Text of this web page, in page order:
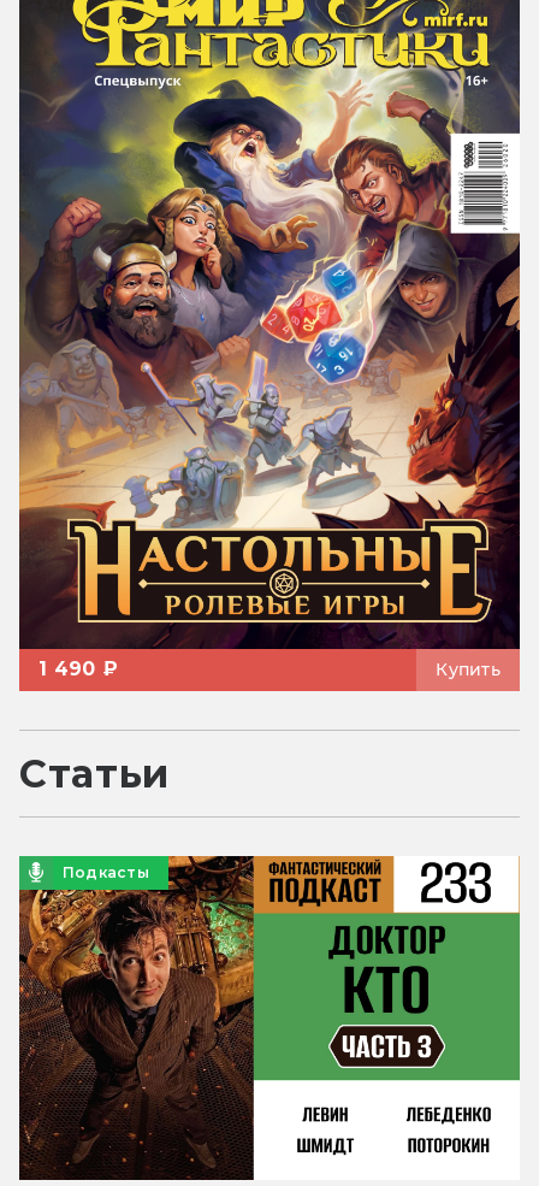
1 490 ₽ Купить
Статьи
Подкасты